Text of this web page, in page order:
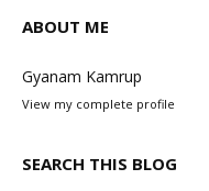
ABOUT ME
Gyanam Kamrup
View my complete profile
SEARCH THIS BLOG